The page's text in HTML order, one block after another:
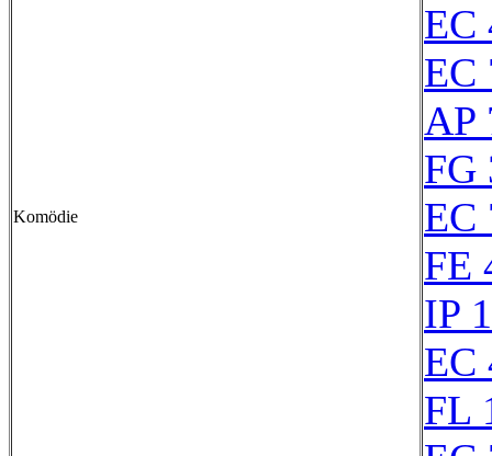
Komödie
EC
EC
AP
FG
EC
FE
IP
EC
FL